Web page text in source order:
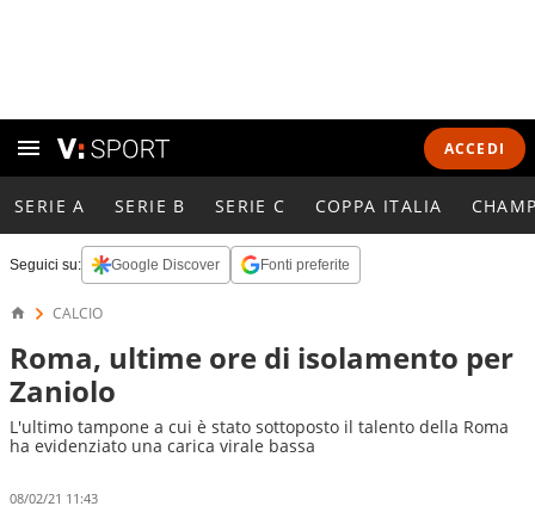
ACCEDI
SERIE A SERIE B SERIE C COPPA ITALIA
Seguici su: Google Discover Fonti preferite
CALCIO
Roma, ultime ore di isolamento per
Zaniolo
L'ultimo tampone a cui è stato sottoposto il talento della Roma
ha evidenziato una carica virale bassa
08/02/21 11:43